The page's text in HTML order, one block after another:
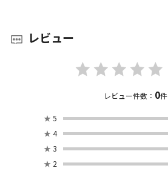
レビュー
レビュー件数： 0件
★ 5
★ 4
★ 3
★ 2